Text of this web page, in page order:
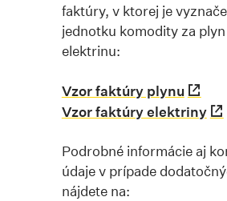
faktúry, v ktorej je
jednotku komodity za
elektrinu:
Vzor faktúry plynu
Vzor faktúry elektriny
Podrobné informácie aj
údaje v prípade
nájdete na: